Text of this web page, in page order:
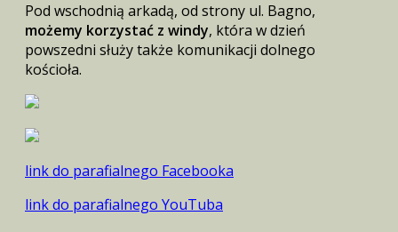
Pod wschodnią arkadą, od strony ul. Bagno,
możemy korzystać z windy, która w dzień
powszedni służy także komunikacji dolnego
kościoła.
link do parafialnego Facebooka
link do parafialnego YouTuba